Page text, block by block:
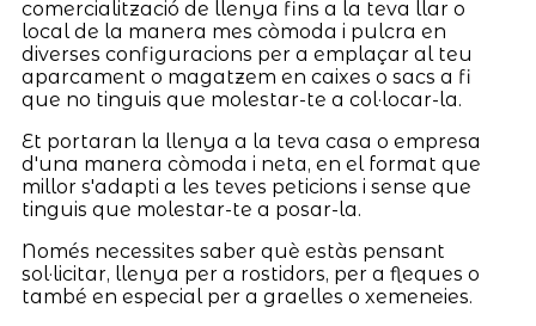
comercialització de llenya fins a la teva llar o
local de la manera mes còmoda i pulcra en
diverses configuracions per a emplaçar al teu
aparcament o magatzem en caixes o sacs a fi
que no tinguis que molestar-te a col·locar-la.
Et portaran la llenya a la teva casa o empresa
d'una manera còmoda i neta, en el format que
millor s'adapti a les teves peticions i sense que
tinguis que molestar-te a posar-la.
Només necessites saber què estàs pensant
sol·licitar, llenya per a rostidors, per a fleques o
també en especial per a graelles o xemeneies.